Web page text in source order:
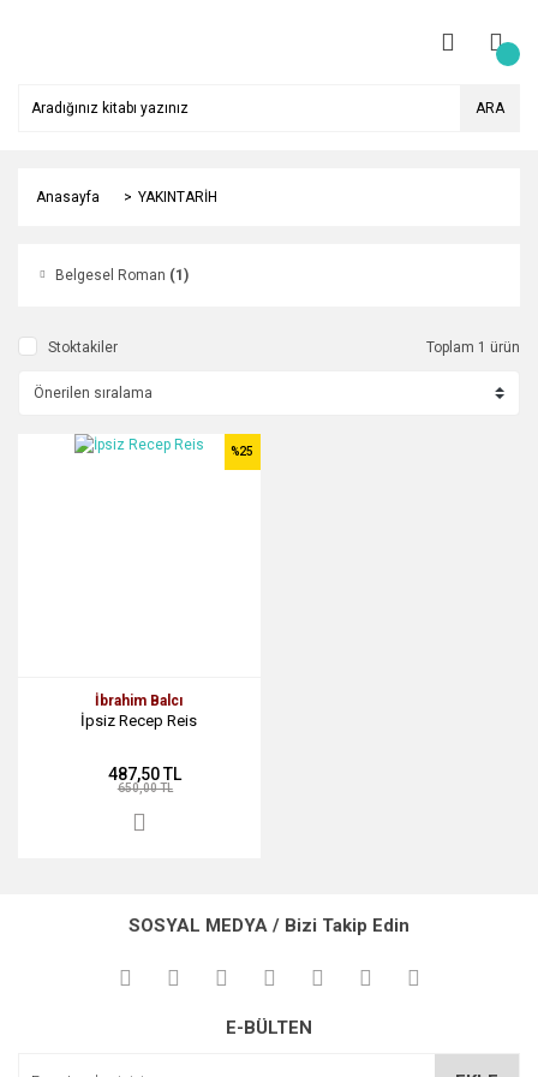
ARA
Anasayfa YAKINTARİH
Belgesel Roman (1)
Stoktakiler Toplam 1 ürün
İbrahim Balcı
İpsiz Recep Reis
%25
487,50 TL
650,00 TL
SOSYAL MEDYA / Bizi Takip Edin
E-BÜLTEN